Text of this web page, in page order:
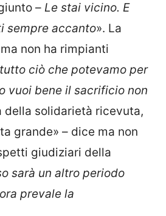
– Le stai vicino. E
sempre accanto». La
non ha rimpianti
ciò che potevamo per
vuoi bene il sacrificio non
della solidarietà ricevuta,
grande» – dice ma non
giudiziari della
sarà un altro periodo
prevale la